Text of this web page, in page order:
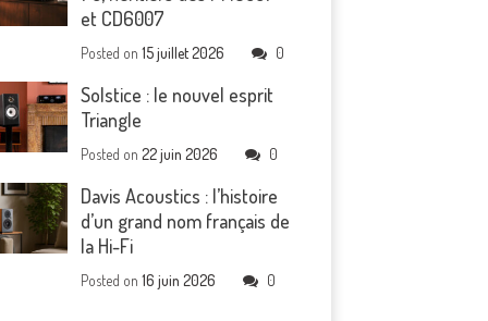
et CD6007
Posted on15 juillet 2026 0
Solstice : le nouvel esprit
Triangle
Posted on22 juin 2026 0
Davis Acoustics : l’histoire
d’un grand nom français de
la Hi-Fi
Posted on16 juin 2026 0